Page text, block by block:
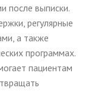
после выписки.
регулярные
а также
программах.
пациентам